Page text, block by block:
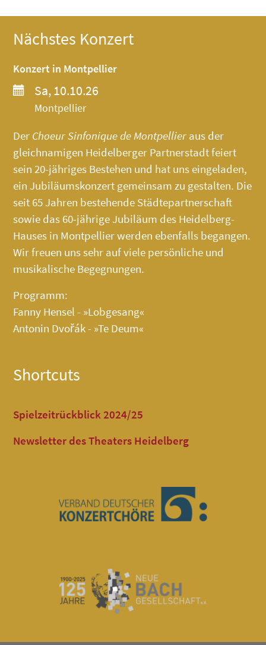
Nächstes Konzert
Konzert in Montpellier
Sa, 10.10.26
Montpellier
Der Choeur Sinfonique de Montpellier aus der
gleichnamigen Heidelberger Partnerstadt feiert
sein 20-jähriges Bestehen und hat uns eingeladen,
ein Jubiläumskonzert gemeinsam zu gestalten. Die
seit 65 Jahren bestehende Städtepartnerschaft
sowie das 60-jährige Jubiläum des Heidelberg-
Hauses in Montpellier werden ebenfalls begangen.
Wir freuen uns sehr auf viele persönliche und
musikalische Begegnungen.
Programm:
Fanny Hensel - »Lobgesang«
Antonin Dvořák - »Te Deum«
Shortcuts
Spielzeitrückblick 2024/25
Newsletter des Theaters Heidelberg